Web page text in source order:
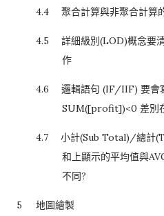
4.4 聚合計算與非聚合計算
4.5 詳細級別(LOD)概念要
作
4.6 邏輯語句 (IF/IIF)要會
SUM([profit])<0差別
4.7 小計(Sub Total)/總計
和上顯示的平均值與
不同?
5 地圖繪製